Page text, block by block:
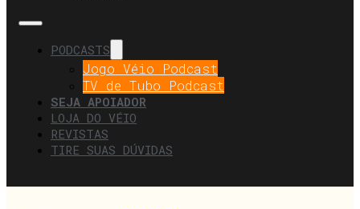
PODCASTS
Jogo Véio Podcast
TV de Tubo Podcast
SEJA APOIADOR
LOJA DO VÉIO
REVISTAS
TIRE SUAS DÚVIDAS